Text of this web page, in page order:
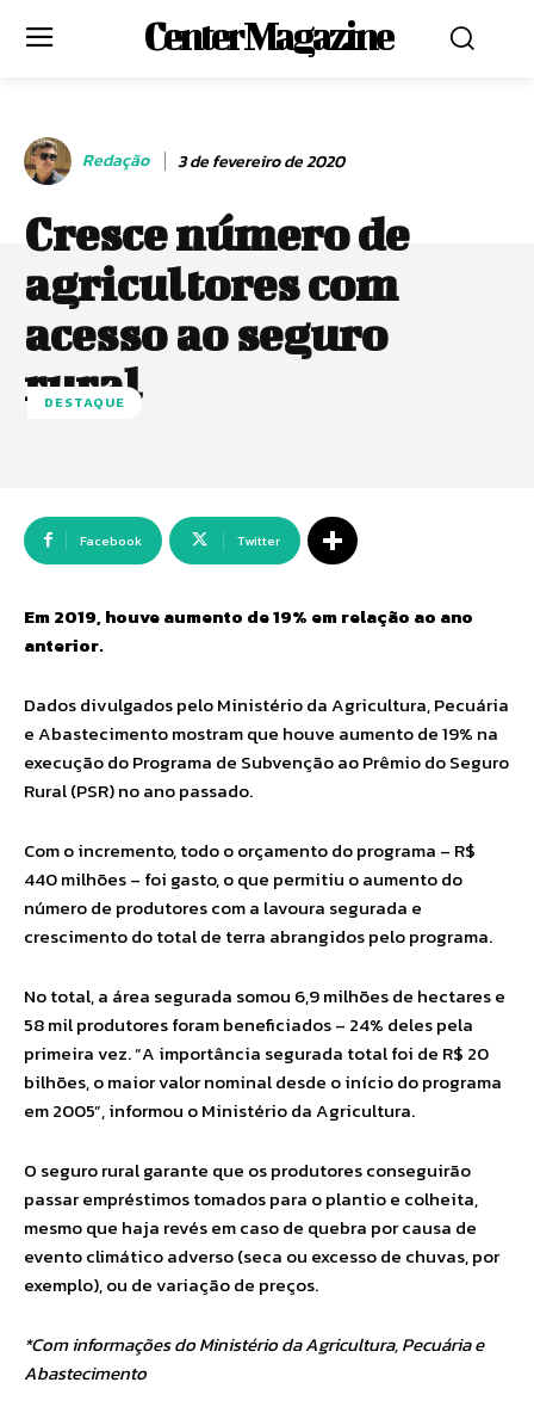
Center Magazine
Redação 3 de fevereiro de 2020
Cresce número de
agricultores com
acesso ao seguro
rural
DESTAQUE
Facebook Twitter
Em 2019, houve aumento de 19% em relação ao ano
anterior.
Dados divulgados pelo Ministério da Agricultura, Pecuária
e Abastecimento mostram que houve aumento de 19% na
execução do Programa de Subvenção ao Prêmio do Seguro
Rural (PSR) no ano passado.
Com o incremento, todo o orçamento do programa – R$
440 milhões – foi gasto, o que permitiu o aumento do
número de produtores com a lavoura segurada e
crescimento do total de terra abrangidos pelo programa.
No total, a área segurada somou 6,9 milhões de hectares e
58 mil produtores foram beneficiados – 24% deles pela
primeira vez. “A importância segurada total foi de R$ 20
bilhões, o maior valor nominal desde o início do programa
em 2005”, informou o Ministério da Agricultura.
O seguro rural garante que os produtores conseguirão
passar empréstimos tomados para o plantio e colheita,
mesmo que haja revés em caso de quebra por causa de
evento climático adverso (seca ou excesso de chuvas, por
exemplo), ou de variação de preços.
*Com informações do Ministério da Agricultura, Pecuária e
Abastecimento